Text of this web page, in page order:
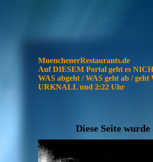
MuenchenerRestaurants.de
Auf DIESEM Portal geht es
WAS abgeht / WAS geht ab / geht
URKNALL und 2:22 Uhr
Diese Seite wurde